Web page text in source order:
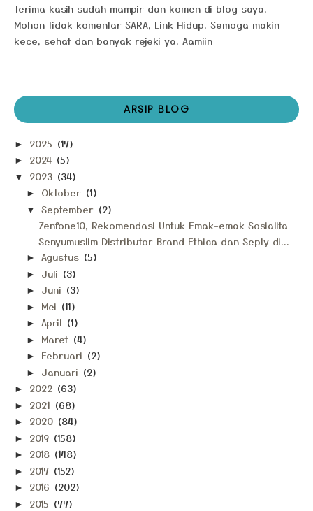
Terima kasih sudah mampir dan komen di blog saya.
Mohon tidak komentar SARA, Link Hidup. Semoga makin
kece, sehat dan banyak rejeki ya. Aamiin
ARSIP BLOG
► 2025 (17)
► 2024 (5)
▼ 2023 (34)
► Oktober (1)
▼ September (2)
Zenfone10, Rekomendasi Untuk Emak-emak Sosialita
Senyumuslim Distributor Brand Ethica dan Seply di...
► Agustus (5)
► Juli (3)
► Juni (3)
► Mei (11)
► April (1)
► Maret (4)
► Februari (2)
► Januari (2)
► 2022 (63)
► 2021 (68)
► 2020 (84)
► 2019 (158)
► 2018 (148)
► 2017 (152)
► 2016 (202)
► 2015 (77)